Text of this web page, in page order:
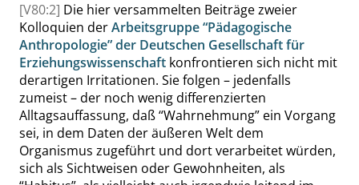
[V80:2] Die hier versammelten Beiträge zweier
Kolloquien derArbeitsgruppe“Pädagogische
Anthropologie”der Deutschen Gesellschaft für
Erziehungswissenschaft konfrontieren sich nicht mit
derartigen Irritationen. Sie folgen – jedenfalls
zumeist – der noch wenig differenzierten
Alltagsauffassung, daß“Wahrnehmung” ein Vorgang
sei, in dem Daten der äußeren Welt dem
Organismus zugeführt und dort verarbeitet würden,
sich als Sichtweisen oder Gewohnheiten, als